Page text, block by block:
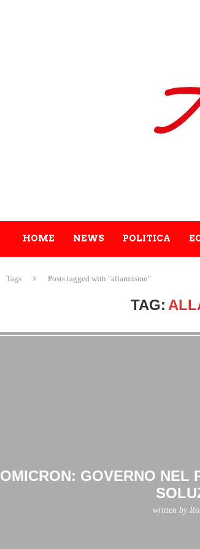
HOME NEWS POLITICA
Tags Posts tagged with "allarmismo"
TAG:
OMICRON: GOVERNO NEL
written by